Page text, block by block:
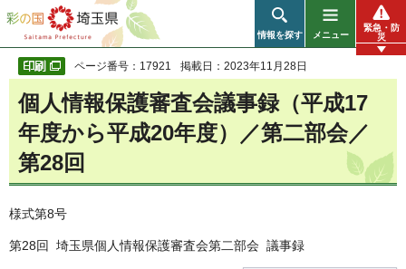
彩の国 埼玉県
情報を探す メニュー
緊急・防
災
ページ番号：17921 掲載日：2023年11月28日
個人情報保護審査会議事録（平成17
年度から平成20年度）／第二部会／
第28回
様式第8号
第28回 埼玉県個人情報保護審査会第二部会 議事録